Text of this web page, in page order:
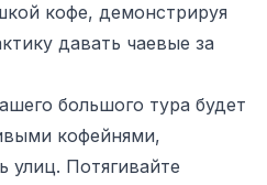
кофе, демонстрируя
давать чаевые за
большого тура будет
кофейнями,
улиц. Потягивайте